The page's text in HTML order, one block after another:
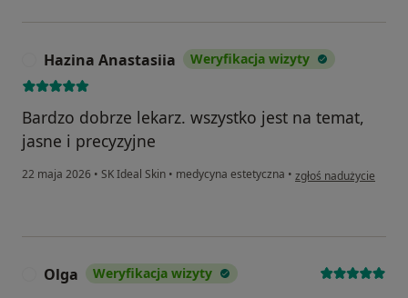
Hazina Anastasiia Weryfikacja wizyty
Bardzo dobrze lekarz. wszystko jest na temat,
jasne i precyzyjne
22 maja 2026 • SK Ideal Skin • medycyna estetyczna • w opinii użytkownika
zgłoś nadużycie
Olga Weryfikacja wizyty